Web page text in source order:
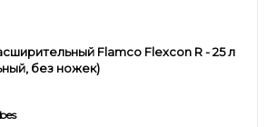
Flamco Flexcon R - 25 л
без ножек)